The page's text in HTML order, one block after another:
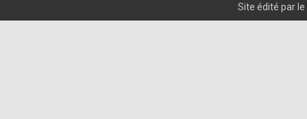
Site édité par